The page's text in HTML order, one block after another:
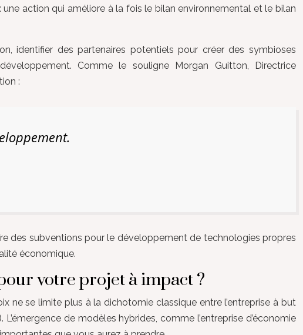
une action qui améliore à la fois le bilan environnemental et le bilan
identifier des partenaires potentiels pour créer des symbioses
Comme le souligne Morgan Guitton, Directrice
:
des subventions pour le développement de technologies propres
économique.
votre projet à impact ?
ne se limite plus à la dichotomie classique entre l’entreprise à but
de modèles hybrides, comme l’entreprise d’économie